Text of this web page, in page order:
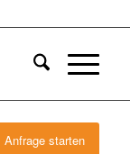
Anfrage starten